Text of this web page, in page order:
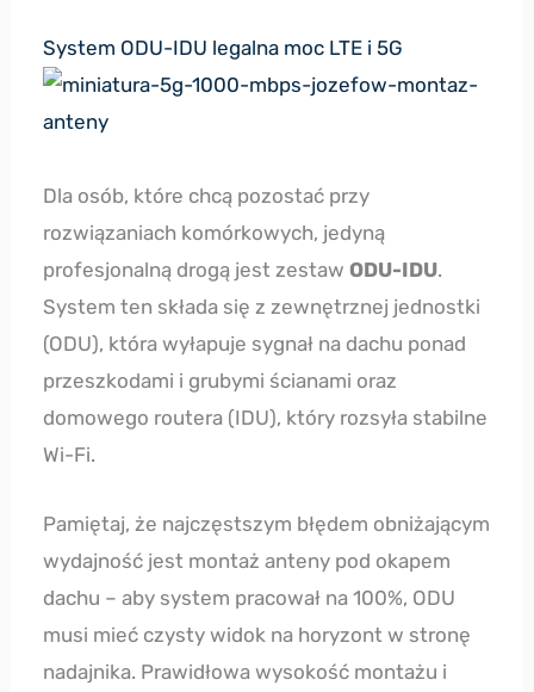
System ODU-IDU legalna moc LTE i 5G
Dla osób, które chcą pozostać przy
rozwiązaniach komórkowych, jedyną
profesjonalną drogą jest zestawODU-IDU.
System ten składa się z zewnętrznej jednostki
(ODU), która wyłapuje sygnał na dachu ponad
przeszkodami i grubymi ścianami oraz
domowego routera (IDU), który rozsyła stabilne
Wi-Fi.
Pamiętaj, że najczęstszym błędem obniżającym
wydajność jest montaż anteny pod okapem
dachu – aby system pracował na 100%, ODU
musi mieć czysty widok na horyzont w stronę
nadajnika. Prawidłowa wysokość montażu i